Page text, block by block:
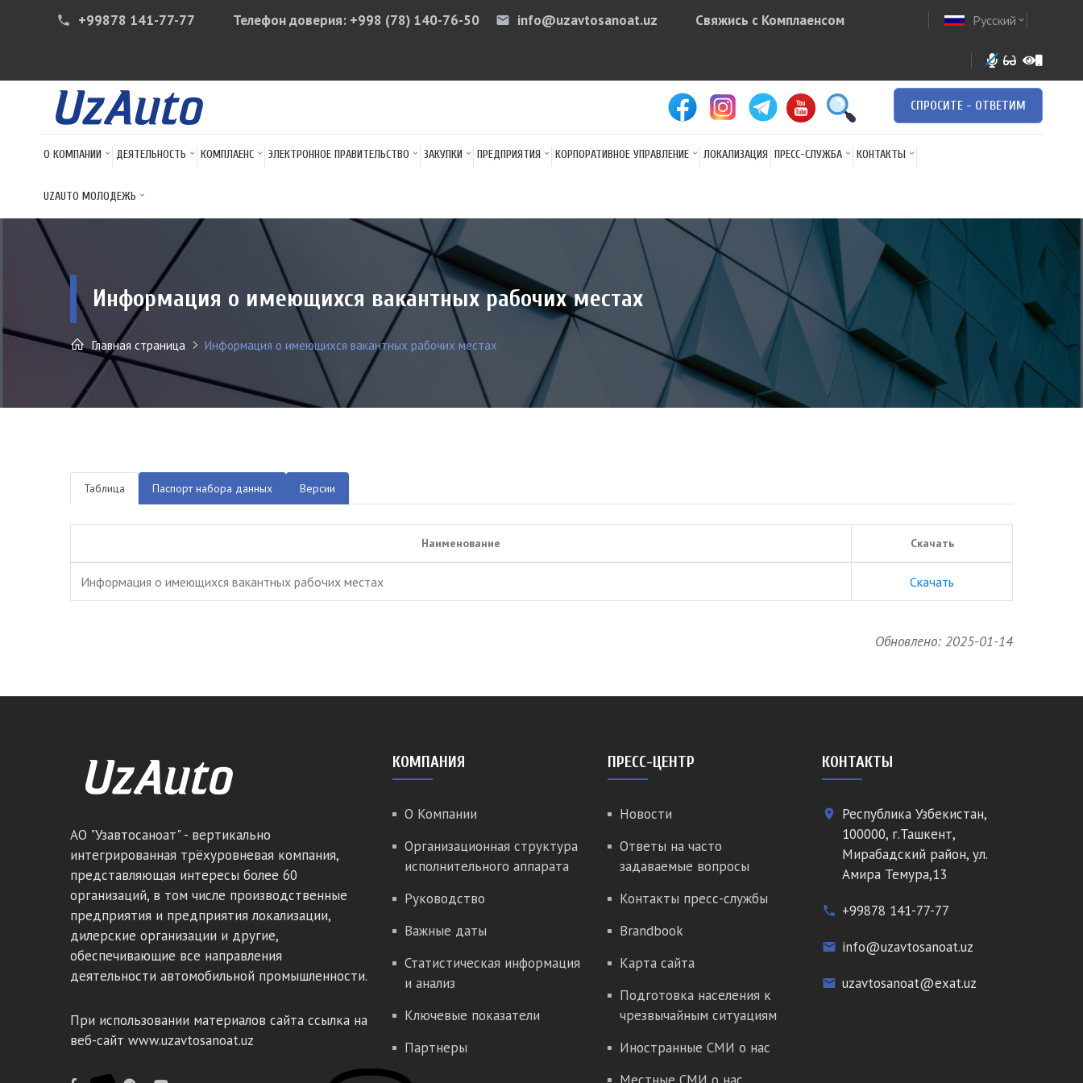
phone +99878 141-77-77 Телефон доверия: +998 (78) 140-76-50 email info@uzavtosanoat.uz arrow
Свяжись с Комплаенсом Русский expand_more
СПРОСИТЕ - ОТВЕТИМ
О КОМПАНИИ ДЕЯТЕЛЬНОСТЬ КОМПЛАЕНС ЭЛЕКТРОННОЕ ПРАВИТЕЛЬСТВО ЗАКУПКИ ПРЕДПРИЯТИЯ КОРПОРАТИВНОЕ УПРАВЛЕНИЕ ЛОКАЛИЗАЦИЯ ПРЕСС-СЛУЖБА КОНТАКТЫ
UZAUTO МОЛОДЕЖЬ
Информация о имеющихся вакантных рабочих местах
Главная страница Информация о имеющихся вакантных рабочих местах
Таблица Паспорт набора данных Версии
Наименование Скачать
Информация о имеющихся вакантных рабочих местах Скачать
Обновлено: 2025-01-14
АО "Узавтосаноат" - вертикально
интегрированная трёхуровневая компания,
представляющая интересы более 60
организаций, в том числе производственные
предприятия и предприятия локализации,
дилерские организации и другие,
обеспечивающие все направления
деятельности автомобильной промышленности.
При использовании материалов сайта ссылка на
веб-сайт www.uzavtosanoat.uz
КОМПАНИЯ
О Компании
Организационная структура
исполнительного аппарата
Руководство
Важные даты
Статистическая информация
и анализ
Ключевые показатели
Партнеры
ПРЕСС-ЦЕНТР
Новости
Ответы на часто
задаваемые вопросы
Контакты пресс-службы
Brandbook
Карта сайта
Подготовка населения к
чрезвычайным ситуациям
Иностранные СМИ о нас
КОНТАКТЫ
place
Республика Узбекистан,
100000, г.Ташкент,
Мирабадский район, ул.
Амира Темура,13
phone +99878 141-77-77
email info@uzavtosanoat.uz
email uzavtosanoat@exat.uz